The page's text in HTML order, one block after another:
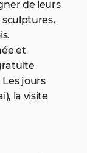
de leurs
sculptures,
et
jours
la visite